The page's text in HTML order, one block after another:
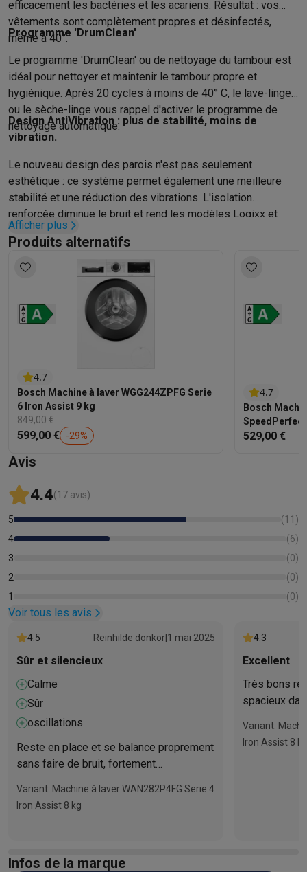
efficacement les bactéries et les acariens. Résultat : vos
vêtements sont complètement propres et désinfectés,
même à 40°.
Programme 'DrumClean'
Le programme 'DrumClean' ou de nettoyage du tambour est
idéal pour nettoyer et maintenir le tambour propre et
hygiénique. Après 20 cycles à moins de 40° C, le lave-linge
ou le sèche-linge vous rappel d'activer le programme de
nettoyage automatique.
Design AntiVibration : plus de stabilité, moins de
vibration.
Le nouveau design des parois n'est pas seulement
esthétique : ce système permet également une meilleure
stabilité et une réduction des vibrations. L'isolation
renforcée diminue le bruit et rend les modèles Logixx et
Avantixx de Bosch très silencieux, même pendant la phase
d'essorage.
Afficher plus
Produits alternatifs
4.7
Bosch Machine à laver WGG244ZPFG Serie
6 Iron Assist 9 kg
849,00 €
599,00 € -29%
4.7
Bosch
529,00 €
Avis
4.4(17 avis)
5 (11 )
4
(6)
3
(0)
2
(0)
1
(0)
Voir tous les avis
4.5 Reinhilde donkor 1 mai 2025
Sûr et silencieux
Calme
Sûr
oscillations
Reste en place et se balance proprement
sans faire de bruit, fortement
Variant: Machine à laver WAN282P4FG Serie 4
Iron Assist 8 kg
4.3
Excellent
Très bons
spacieux
est correct,
achat, les
Variant:
Iron Assist 8 kg
Infos de la marque